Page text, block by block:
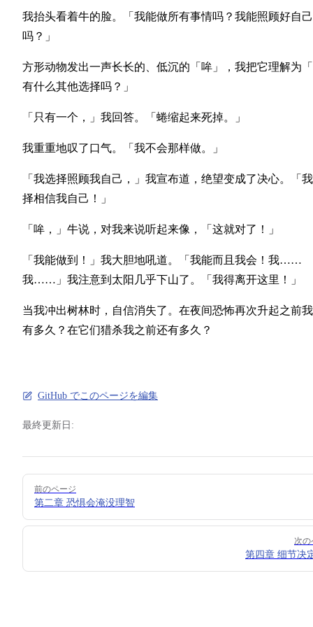
我抬头看着牛的脸。「我能做所有事情吗？我能照顾好自己
吗？」
方形动物发出一声长长的、低沉的「哞」，我把它理解为
有什么其他选择吗？」
「只有一个，」我回答。「蜷缩起来死掉。」
我重重地叹了口气。「我不会那样做。」
「我选择照顾我自己，」我宣布道，绝望变成了决心。「
择相信我自己！」
「哞，」牛说，对我来说听起来像，「这就对了！」
「我能做到！」我大胆地吼道。「我能而且我会！我……
我……」我注意到太阳几乎下山了。「我得离开这里！」
当我冲出树林时，自信消失了。在夜间恐怖再次升起之前
有多久？在它们猎杀我之前还有多久？
GitHub でこのページを編集
最終更新日:
Pager
前のページ
第二章 恐惧会淹没理智
次の
第四章 细节决